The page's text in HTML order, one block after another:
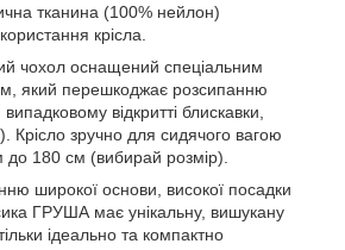
тканина (100% нейлон)
крісла.
чохол оснащений спеціальним
який перешкоджає розсипанню
відкритті блискавки,
Крісло зручно для сидячого вагою
до 180 см (вибирай розмір).
широкої основи, високої посадки
ГРУША має унікальну, вишукану
ідеально та компактно